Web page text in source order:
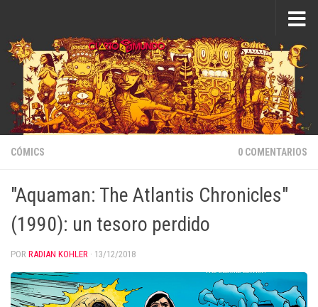
CÓMICS 0 COMENTARIOS
"Aquaman: The Atlantis Chronicles"
(1990): un tesoro perdido
POR RADIAN KOHLER · 13/12/2018